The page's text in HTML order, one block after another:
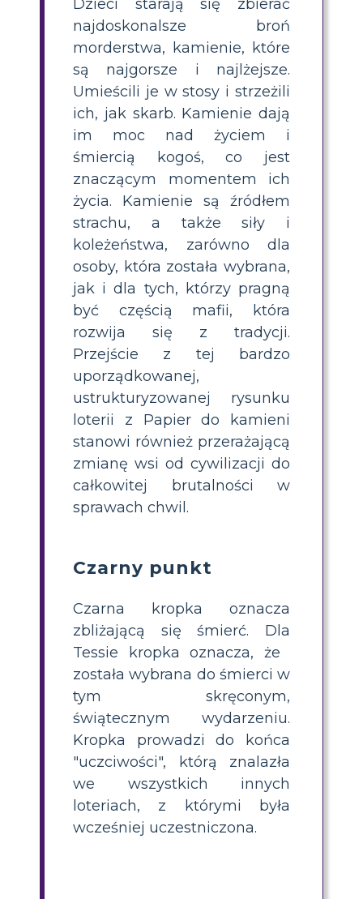
Dzieci starają się zbierać
najdoskonalsze broń
morderstwa, kamienie, które
są najgorsze i najlżejsze.
Umieścili je w stosy i strzeżili
ich, jak skarb. Kamienie dają
im moc nad życiem i
śmiercią kogoś, co jest
znaczącym momentem ich
życia. Kamienie są źródłem
strachu, a także siły i
koleżeństwa, zarówno dla
osoby, która została wybrana,
jak i dla tych, którzy pragną
być częścią mafii, która
rozwija się z tradycji.
Przejście z tej bardzo
uporządkowanej,
ustrukturyzowanej rysunku
loterii z Papier do kamieni
stanowi również przerażającą
zmianę wsi od cywilizacji do
całkowitej brutalności w
sprawach chwil.
Czarny punkt
Czarna kropka oznacza
zbliżającą się śmierć. Dla
Tessie kropka oznacza, że ​​
została wybrana do śmierci w
tym skręconym,
świątecznym wydarzeniu.
Kropka prowadzi do końca
"uczciwości", którą znalazła
we wszystkich innych
loteriach, z którymi była
wcześniej uczestniczona.